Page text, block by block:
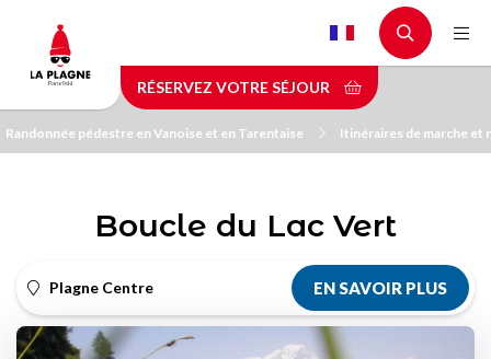
contenu
principal
RÉSERVEZ VOTRE SÉJOUR
Randonnée pédestre en Vanoise et en Tarentaise Itinéraires de marche et
Boucle du Lac Vert
Plagne Centre EN SAVOIR PLUS